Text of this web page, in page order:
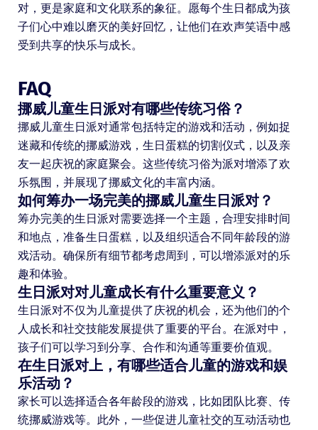
对，更是家庭和文化联系的象征。愿每个生日都成为孩
子们心中难以磨灭的美好回忆，让他们在欢声笑语中感
受到共享的快乐与成长。
FAQ
挪威儿童生日派对有哪些传统习俗？
挪威儿童生日派对通常包括特定的游戏和活动，例如捉
迷藏和传统的挪威游戏，生日蛋糕的切割仪式，以及亲
友一起庆祝的家庭聚会。这些传统习俗为派对增添了欢
乐氛围，并展现了挪威文化的丰富内涵。
如何筹办一场完美的挪威儿童生日派对？
筹办完美的生日派对需要选择一个主题，合理安排时间
和地点，准备生日蛋糕，以及组织适合不同年龄段的游
戏活动。确保所有细节都考虑周到，可以增添派对的乐
趣和体验。
生日派对对儿童成长有什么重要意义？
生日派对不仅为儿童提供了庆祝的机会，还为他们的个
人成长和社交技能发展提供了重要的平台。在派对中，
孩子们可以学习到分享、合作和沟通等重要价值观。
在生日派对上，有哪些适合儿童的游戏和娱
乐活动？
家长可以选择适合各年龄段的游戏，比如团队比赛、传
统挪威游戏等。此外，一些促进儿童社交的互动活动也